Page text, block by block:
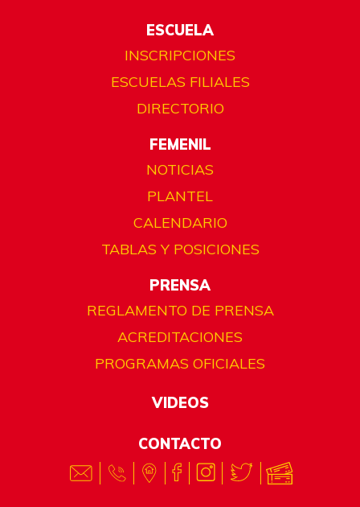
ESCUELA
INSCRIPCIONES
ESCUELAS FILIALES
DIRECTORIO
FEMENIL
NOTICIAS
PLANTEL
CALENDARIO
TABLAS Y POSICIONES
PRENSA
REGLAMENTO DE PRENSA
ACREDITACIONES
PROGRAMAS OFICIALES
VIDEOS
CONTACTO